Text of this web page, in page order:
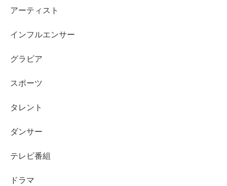
平松里菜さんのプロフィール・経歴まとめはこちら
「医師って本当？」と気になる人は、噂の整理だけ先にチ
平松里菜さんは医師なのか？情報まとめはこちら
アーティスト
インフルエンサー
グラビア
スポーツ
タレント
ダンサー
テレビ番組
ドラマ